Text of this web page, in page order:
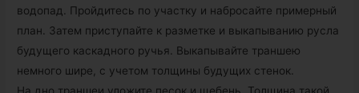
водопад. Пройдитесь по участку и набросайте примерный
план. Затем приступайте к разметке и выкапыванию русла
будущего каскадного ручья. Выкапывайте траншею
немного шире, с учетом толщины будущих стенок.